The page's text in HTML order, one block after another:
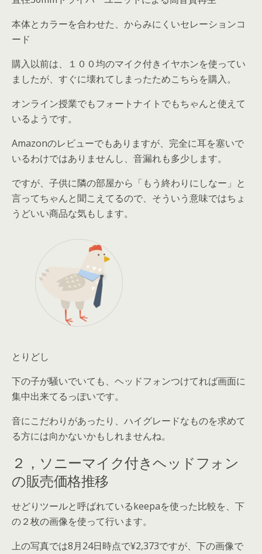
本体とカラーを合わせた、からみにくいセレーションコ
ード
購入以前は、１００均のマイク付きイヤホンを使ってい
ましたが、すぐに壊れてしまったためこちらを購入。
オンライン授業でもフォートナイトでもちゃんと使えて
いるようです。
Amazonのレビューでもありますが、完全に耳を塞いで
いるわけではありませんし、音漏れも多少します。
ですが、 子供に隣の部屋から「もう終わりにしなー」と
言ってちゃんと聞こえてるので、そういう意味ではちょ
うどいい商品な気もします。
とりどし
下の子が騒いでいても、ヘッドフォンつけてれば画面に
集中出来てるっぽいです。
音にこだわりがあったり、ハイグレードなものを求めて
る方には向かないかもしれませんね。
２，ソニーマイク付きヘッドフォン
の販売価格推移
せどりツールと呼ばれているkeepaを使った比較を、下
の２枚の画像を使って行います。
上の写真では8月24日時点で¥2,373ですが、下の画像で